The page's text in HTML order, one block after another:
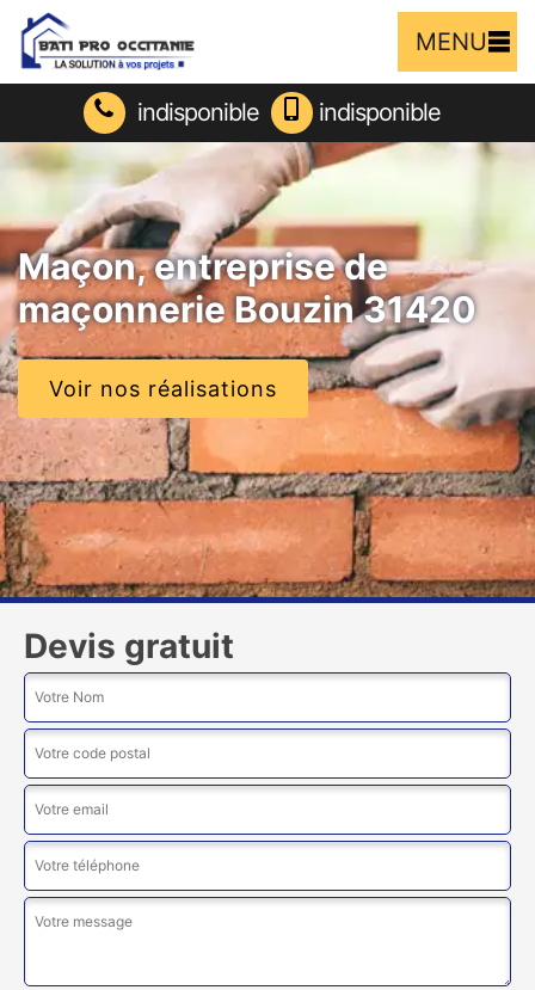
MENU
indisponible indisponible
Maçon, entreprise de
maçonnerie Bouzin 31420
Voir nos réalisations
Devis gratuit